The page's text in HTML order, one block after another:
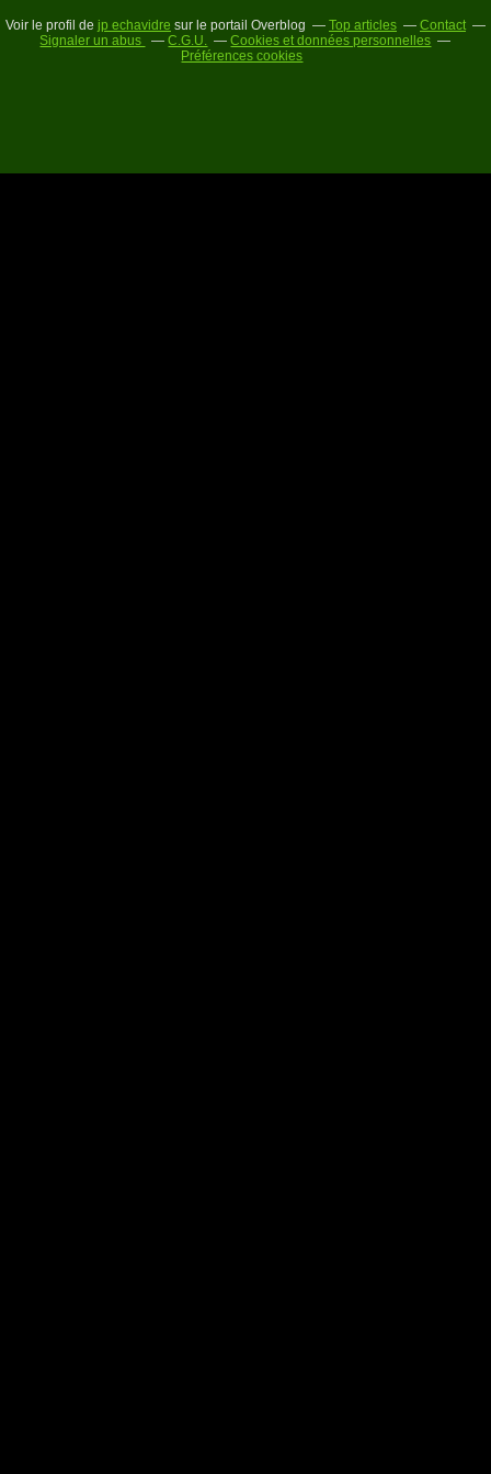
Voir le profil de jp echavidre sur le portail Overblog Top articles
Contact
Signaler un abus
C.G.U.
Cookies et données personnelles
Préférences cookies